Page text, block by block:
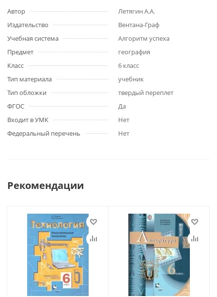
Автор
Летягин А.А.
Издательство
Вентана-Граф
Учебная система
Алгоритм успеха
Предмет
география
Класс
6 класс
Тип материала
учебник
Тип обложки
твердый переплет
ФГОС
Да
Входит в УМК
Нет
Федеральный перечень
Нет
Рекомендации